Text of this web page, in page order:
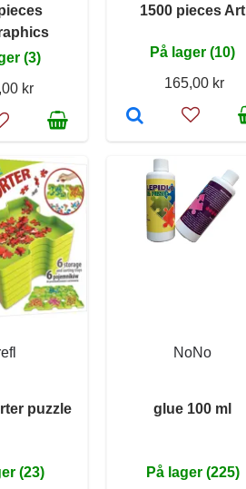
(3)
kr
1500 pieces Art
På lager (10)
165,00 kr
puzzle
(23)
NoNo
glue 100 ml
På lager (225)